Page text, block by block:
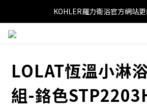
KOHLER羅力衛浴官方網站
LOLAT恆溫小淋
組-鉻色